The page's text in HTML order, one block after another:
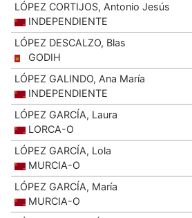
LÓPEZ CORTIJOS, Antonio Jesús
INDEPENDIENTE
LÓPEZ DESCALZO, Blas
GODIH
LÓPEZ GALINDO, Ana María
INDEPENDIENTE
LÓPEZ GARCÍA, Laura
LORCA-O
LÓPEZ GARCÍA, Lola
MURCIA-O
LÓPEZ GARCÍA, María
MURCIA-O